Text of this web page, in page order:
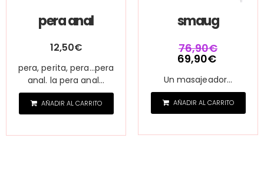
pera anal
12,50€
pera, perita, pera...pera
anal. la pera anal...
AÑADIR AL CARRITO
smaug
76,90€
69,90€
Un masajeador...
AÑADIR AL CARRITO